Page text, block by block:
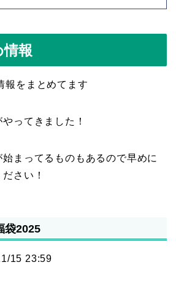
情報
報をまとめてます
ってきました！
まってるものもあるので早めに
さい！
袋2025
15 23:59